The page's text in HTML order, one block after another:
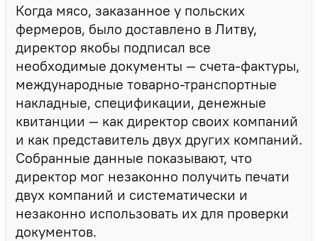
Когда мясо, заказанное у польских
фермеров, было доставлено в Литву,
директор якобы подписал все
необходимые документы — счета-фактуры,
международные товарно-транспортные
накладные, спецификации, денежные
квитанции — как директор своих компаний
и как представитель двух других компаний.
Собранные данные показывают, что
директор мог незаконно получить печати
двух компаний и систематически и
незаконно использовать их для проверки
документов.